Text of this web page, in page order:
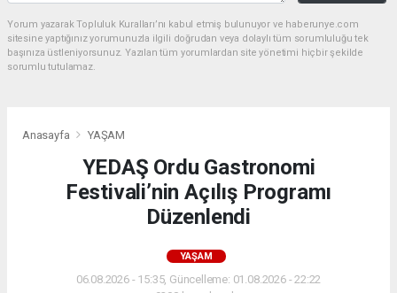
Yorum yazarak Topluluk Kuralları’nı kabul etmiş bulunuyor ve haberunye.com
sitesine yaptığınız yorumunuzla ilgili doğrudan veya dolaylı tüm sorumluluğu tek
başınıza üstleniyorsunuz. Yazılan tüm yorumlardan site yönetimi hiçbir şekilde
sorumlu tutulamaz.
Anasayfa YAŞAM
YEDAŞ Ordu Gastronomi
Festivali’nin Açılış Programı
Düzenlendi
YAŞAM
06.08.2026 - 15:35, Güncelleme: 01.08.2026 - 22:22